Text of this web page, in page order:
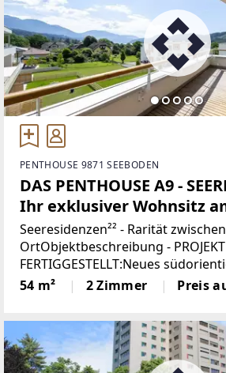
PENTHOUSE 9871 SEEBODEN
DAS PENTHOUSE A9 -
Ihr exklusiver Wohnsitz
See
Seeresidenzen²² - Rarität
OrtObjektbeschreibung - PROJEKT
FERTIGGESTELLT:Neues
Seeboden am Millstätter See in
Seenähe ist eine Rarität. Die gute
54 m² 2 Zimmer Preis